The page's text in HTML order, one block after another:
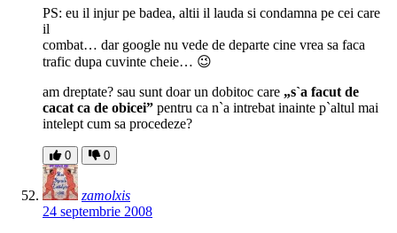
PS: eu il injur pe badea, altii il lauda si condamna pe cei care
il
combat… dar google nu vede de departe cine vrea sa faca
trafic dupa cuvinte cheie… 😉
am dreptate? sau sunt doar un dobitoc care „s`a facut de
cacat ca de obicei” pentru ca n`a intrebat inainte p`altul mai
intelept cum sa procedeze?
0 0
zamolxis
24 septembrie 2008